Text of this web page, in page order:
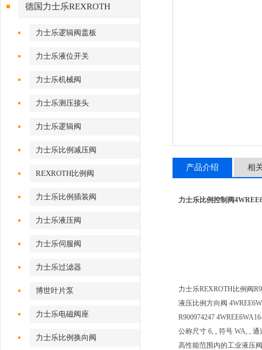
德国力士乐REXROTH
力士乐逻辑阀盖板
力士乐液位开关
力士乐机械阀
力士乐测压接头
力士乐逻辑阀
力士乐比例减压阀
REXROTH比例阀
力士乐比例插装阀
力士乐液压阀
力士乐伺服阀
力士乐过滤器
博世叶片泵
力士乐电磁阀座
力士乐比例换向阀
产品介绍 相
力士乐比例控制阀
力士乐REXROTH比例阀
液压比例方向阀
R900974247
公称尺寸 6, , 符号 WA, ,
高性能范围内的工业液压